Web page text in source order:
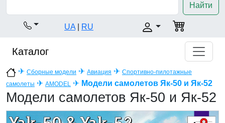
Найти
UA RU
Каталог
✈ Сборные модели ✈ Авиация ✈ Спортивно-пилотажные
самолеты ✈ AMODEL ✈ Модели самолетов Як-50 и Як-52
Модели самолетов Як-50 и Як-52